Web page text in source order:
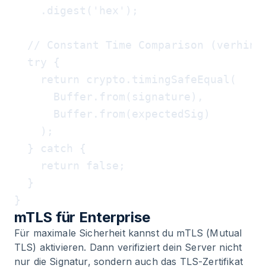
    .digest('hex');
// Constant Time Comparison
  try {
    return crypto.timingSafeEqual(
      Buffer.from(signature),
      Buffer.from(expectedSig)
    );
  } catch {
    return false;
  }
mTLS für Enterprise
Für maximale Sicherheit kannst du mTLS (Mutual
TLS) aktivieren. Dann verifiziert dein Server nicht
nur die Signatur, sondern auch das TLS-Zertifikat